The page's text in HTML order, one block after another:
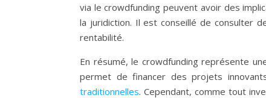
via le crowdfunding peuvent avoir des
la juridiction. Il est conseillé de consulter
rentabilité.
En résumé, le crowdfunding représente
permet de financer des projets
traditionnelles. Cependant, comme tout